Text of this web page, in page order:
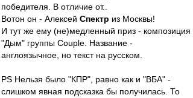
победителя. В отличие от..
Вотон он - Алексей Спектр из Москвы!
И тут же ему (не)медленный приз - композиция
"Дым" группы Couple. Название -
англоязычное, но текст на русском.
PS Нельзя было "КПР", равно как и "ВБА" -
слишком явная подсказка бы получилась. То